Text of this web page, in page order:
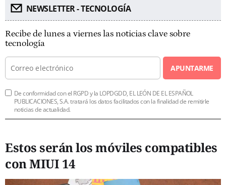
NEWSLETTER - TECNOLOGÍA
Recibe de lunes a viernes las noticias clave sobre
tecnología
APUNTARME
De conformidad con el RGPD y la LOPDGDD, EL LEÓN DE EL ESPAÑOL
PUBLICACIONES, S.A. tratará los datos facilitados con la finalidad de remitirle
noticias de actualidad.
Estos serán los móviles compatibles
con MIUI 14